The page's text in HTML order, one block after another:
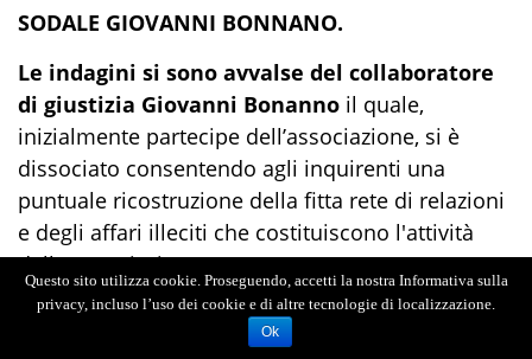
SODALE GIOVANNI BONNANO.
Le indagini si sono avvalse del collaboratore
di giustizia Giovanni Bonanno il quale,
inizialmente partecipe dell’associazione, si è
dissociato consentendo agli inquirenti una
puntuale ricostruzione della fitta rete di relazioni
e degli affari illeciti che costituiscono l'attività
della associazione.
In particolare Bonanno, sentito il 6 giugno del
2021, dopo aver spiegato i suoi rapporti con i
Questo sito utilizza cookie. Proseguendo, accetti la nostra Informativa sulla
privacy, incluso l’uso dei cookie e di altre tecnologie di localizzazione.
Ok